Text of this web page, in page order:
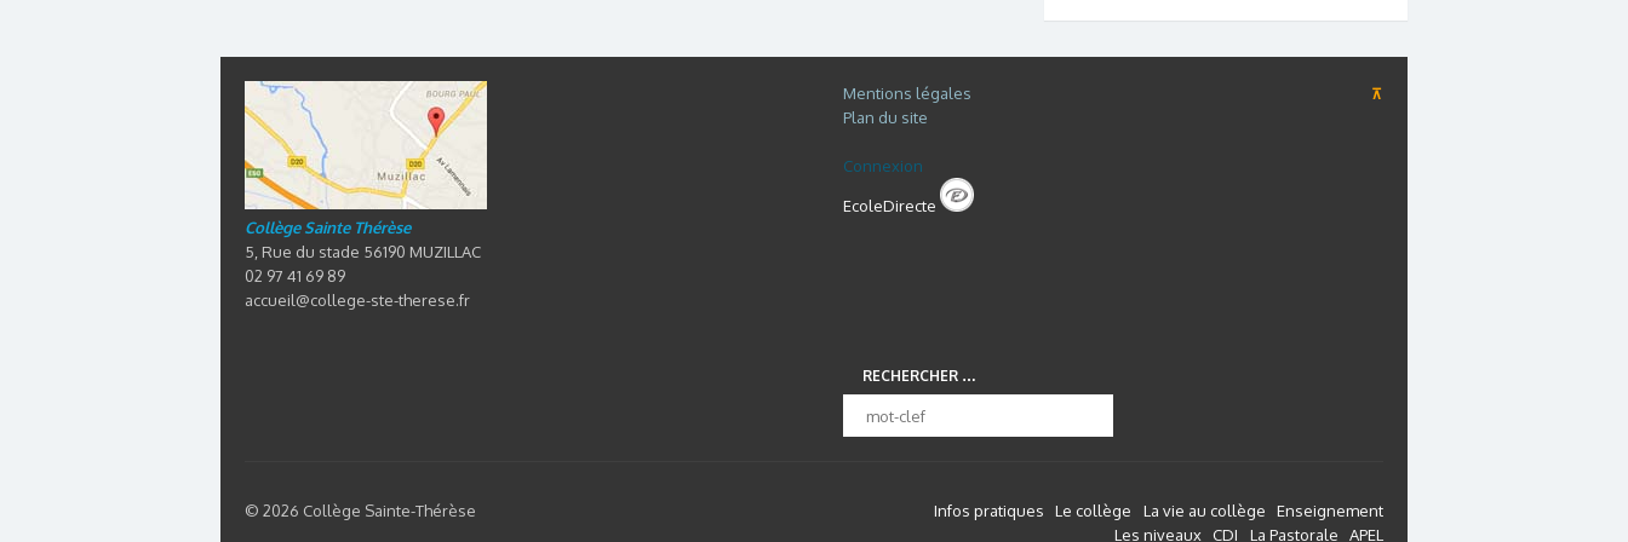
Collège Sainte Thérèse
5, Rue du stade 56190 MUZILLAC
02 97 41 69 89
accueil@college-ste-therese.fr
Mentions légales ⊼
Plan du site
Connexion
EcoleDirecte
RECHERCHER …
© 2026 Collège Sainte-Thérèse Infos pratiques Le collège La vie au collège
Enseignement
Les niveaux CDI La Pastorale APEL